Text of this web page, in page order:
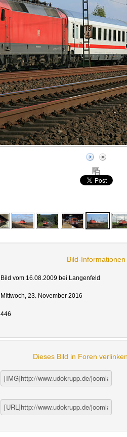
Bild-Informationen
Bild vom 16.08.2009 bei Langenfeld
Mittwoch, 23. November 2016
446
Dieses Bild in Foren